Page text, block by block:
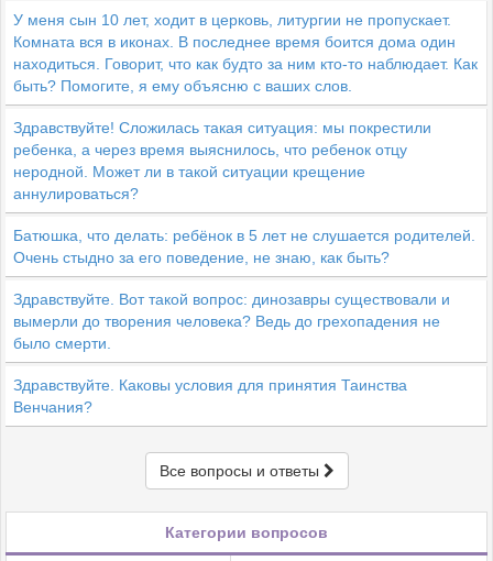
У меня сын 10 лет, ходит в церковь, литургии не пропускает.
Комната вся в иконах. В последнее время боится дома один
находиться. Говорит, что как будто за ним кто-то наблюдает. Как
быть? Помогите, я ему объясню с ваших слов.
Здравствуйте! Сложилась такая ситуация: мы покрестили
ребенка, а через время выяснилось, что ребенок отцу
неродной. Может ли в такой ситуации крещение
аннулироваться?
Батюшка, что делать: ребёнок в 5 лет не слушается родителей.
Очень стыдно за его поведение, не знаю, как быть?
Здравствуйте. Вот такой вопрос: динозавры существовали и
вымерли до творения человека? Ведь до грехопадения не
было смерти.
Здравствуйте. Каковы условия для принятия Таинства
Венчания?
Все вопросы и ответы
Категории вопросов